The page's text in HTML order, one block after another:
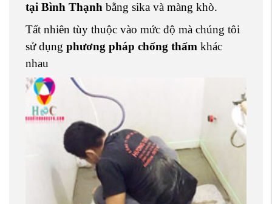
tại Bình Thạnh bằng sika và màng khò.
Tất nhiên tùy thuộc vào mức độ mà chúng tôi
sử dụng phương pháp chống thấm khác
nhau